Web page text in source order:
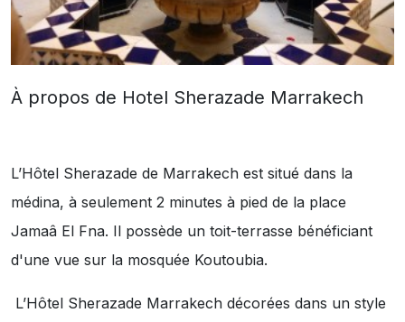
À propos de Hotel Sherazade Marrakech
L’Hôtel Sherazade de Marrakech est situé dans la
médina, à seulement 2 minutes à pied de la place
Jamaâ El Fna. Il possède un toit-terrasse bénéficiant
d'une vue sur la mosquée Koutoubia.
L’Hôtel Sherazade Marrakech décorées dans un style